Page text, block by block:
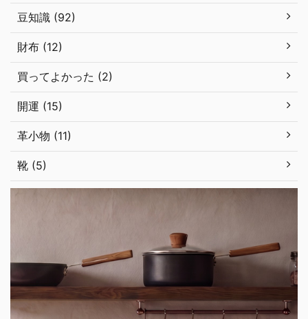
豆知識 (92)
財布 (12)
買ってよかった (2)
開運 (15)
革小物 (11)
靴 (5)